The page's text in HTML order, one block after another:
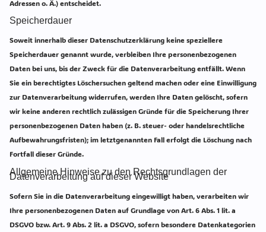
Adressen o. Ä.) entscheidet.
Speicherdauer
Soweit innerhalb dieser Datenschutzerklärung keine speziellere
Speicherdauer genannt wurde, verbleiben Ihre personenbezogenen
Daten bei uns, bis der Zweck für die Datenverarbeitung entfällt. Wenn
Sie ein berechtigtes Löschersuchen geltend machen oder eine Einwilligung
zur Datenverarbeitung widerrufen, werden Ihre Daten gelöscht, sofern
wir keine anderen rechtlich zulässigen Gründe für die Speicherung Ihrer
personenbezogenen Daten haben (z. B. steuer- oder handelsrechtliche
Aufbewahrungsfristen); im letztgenannten Fall erfolgt die Löschung nach
Fortfall dieser Gründe.
Allgemeine Hinweise zu den Rechtsgrundlagen der
Datenverarbeitung auf dieser Website
Sofern Sie in die Datenverarbeitung eingewilligt haben, verarbeiten wir
Ihre personenbezogenen Daten auf Grundlage von Art. 6 Abs. 1 lit. a
DSGVO bzw. Art. 9 Abs. 2 lit. a DSGVO, sofern besondere Datenkategorien